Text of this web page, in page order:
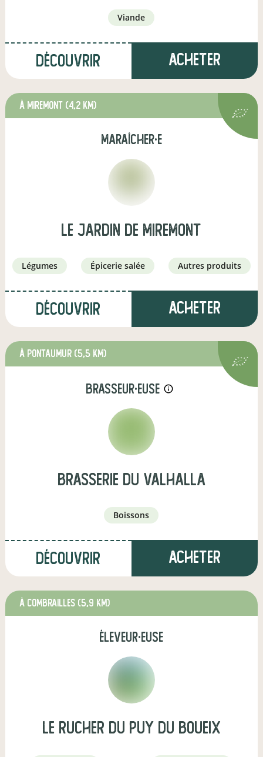
viande
Découvrir Acheter
à Miremont (4,2 km)
maraîcher·e
Le jardin de Miremont
légumes épicerie salée autres produits
Découvrir Acheter
à Pontaumur (5,5 km)
brasseur·euse info_outline
brasserie du valhalla
boissons
Découvrir Acheter
à Combrailles (5,9 km)
éleveur·euse
Le Rucher du Puy du Boueix